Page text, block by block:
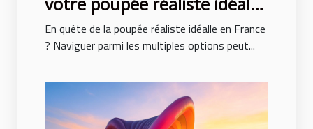
en France
En quête de la poupée réaliste idéalle en France
? Naviguer parmi les multiples options peut...